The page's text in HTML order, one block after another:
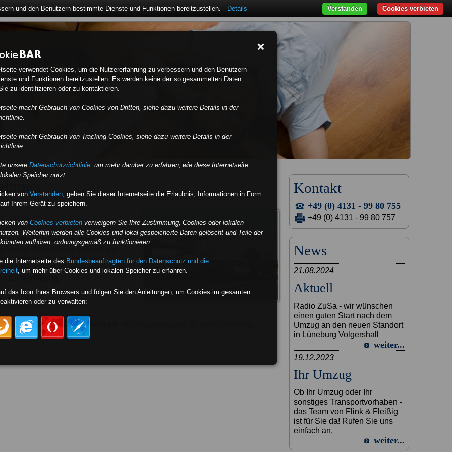
uns
Speditionen-Service, der Flexibilität
unterbreiten wir Ihnen ein
Angebot. Unser Kundendienst steht
zur Verfügung.
lautet...
und freundlich - sehen wir als Voraussetzung für eine zukünftige
Kontakt
+49 (0) 4131 - 99 80 755
+49 (0) 4131 - 99 80 757
News
21.08.2024
Aktuell
Radio ZuSa - wir wünschen
einen guten Start nach dem
Umzug an den neuen Standort
in Lüneburg Volgershall
weiter...
19.12.2023
Ihr Umzug
Ob Ihr Umzug oder Ihr
sonstiges Transportvorhaben -
das Team von Flink & Fleißig
ist für Sie da! Rufen Sie uns
einfach an.
weiter...
verwendet Cookies, um die Nutzererfahrung zu verbessern und den Benutzern
und Funktionen bereitzustellen. Es werden keine der so gesammelten Daten
zu identifizieren oder zu kontaktieren.
macht Gebrauch von Cookies von Dritten, siehe dazu weitere Details in der
macht Gebrauch von Tracking Cookies, siehe dazu weitere Details in der
unsere Datenschutzrichtlinie, um mehr darüber zu erfahren, wie diese Internetseite
Speicher nutzt.
von Verstanden, geben Sie dieser Internetseite die Erlaubnis, Informationen in Form
Ihrem Gerät zu speichern.
von Cookies verbieten verweigern Sie Ihre Zustimmung, Cookies oder lokalen
Weiterhin werden alle Cookies und lokal gespeicherte Daten gelöscht und Teile der
aufhören, ordnungsgemäß zu funktionieren.
die Internetseite des Bundesbeauftragten für den Datenschutz und die
, um mehr über Cookies und lokalen Speicher zu erfahren.
das Icon Ihres Browsers und folgen Sie den Anleitungen, um Cookies im gesamten
oder zu verwalten:
und den Benutzern bestimmte Dienste und Funktionen bereitzustellen. Details Cookies verbieten
Verstanden